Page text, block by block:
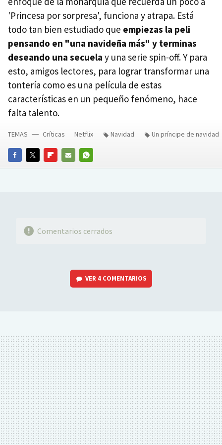
'Princesa por sorpresa', funciona y atrapa. Está
todo tan bien estudiado que empiezas la peli
pensando en "una navideña más" y terminas
deseando una secuela y una serie spin-off. Y para
esto, amigos lectores, para lograr transformar una
tontería como es una película de estas
características en un pequeño fenómeno, hace
falta talento.
FACEBOOKTWITTERFLIPBOARD
E-
WHATSAPP
TEMAS Críticas Netflix Navidad Un príncipe de navidad
Comentarios cerrados
VER 4 COMENTARIOS